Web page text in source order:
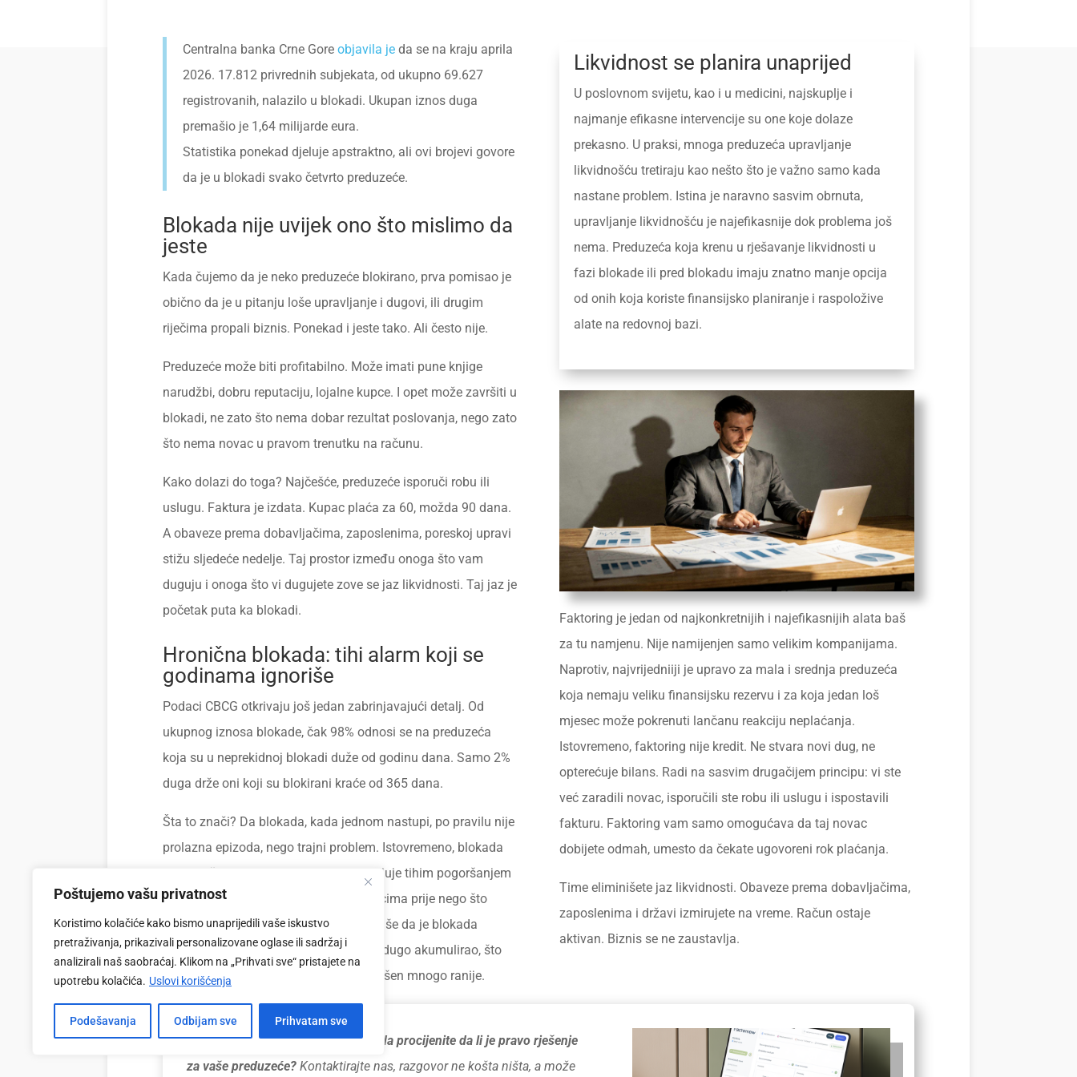
Poštujemo vašu privatnost
Koristimo kolačiće kako bismo unaprijedili vaše iskustvo
pretraživanja, prikazivali personalizovane oglase ili sadržaj i
analizirali naš saobraćaj. Klikom na „Prihvati sve“ pristajete na
upotrebu kolačića. Uslovi korišćenja
Podešavanja Odbijam sve Prihvatam sve
Centralna banka Crne Gore objavila jeda se na kraju aprila
2026. 17.812 privrednih subjekata, od ukupno 69.627
registrovanih, nalazilo u blokadi. Ukupan iznos duga
premašio je 1,64 milijarde eura.
Statistika ponekad djeluje apstraktno, ali ovi brojevi govore
da je u blokadi svako četvrto preduzeće.
Blokada nije uvijek ono što mislimo da
jeste
Kada čujemo da je neko preduzeće blokirano, prva pomisao je
obično da je u pitanju loše upravljanje i dugovi, ili drugim
riječima propali biznis. Ponekad i jeste tako. Ali često nije.
Preduzeće može biti profitabilno. Može imati pune knjige
narudžbi, dobru reputaciju, lojalne kupce. I opet može završiti u
blokadi, ne zato što nema dobar rezultat poslovanja, nego zato
što nema novac u pravom trenutku na računu.
Kako dolazi do toga? Najčešće, preduzeće isporuči robu ili
uslugu. Faktura je izdata. Kupac plaća za 60, možda 90 dana.
A obaveze prema dobavljačima, zaposlenima, poreskoj upravi
stižu sljedeće nedelje. Taj prostor između onoga što vam
duguju i onoga što vi dugujete zove se jaz likvidnosti. Taj jaz je
početak puta ka blokadi.
Hronična blokada: tihi alarm koji se
godinama ignoriše
Podaci CBCG otkrivaju još jedan zabrinjavajući detalj. Od
ukupnog iznosa blokade, čak 98% odnosi se na preduzeća
koja su u neprekidnoj blokadi duže od godinu dana. Samo 2%
duga drže oni koji su blokirani kraće od 365 dana.
Šta to znači? Da blokada, kada jednom nastupi, po pravilu nije
prolazna epizoda, nego trajni problem. Istovremeno, blokada
se ne dešava preko noći. Ona se najavljuje tihim pogoršanjem
likvidnosti, nedjeljama, ponekad mjesecima prije nego što
račun zaista i bude blokiran. Ovo sugeriše da je blokada
posljedica problema koji se vjerovatno dugo akumulirao, što
znači i da je mogao biti prepoznat i riješen mnogo ranije.
Likvidnost se planira unaprijed
U poslovnom svijetu, kao i u medicini, najskuplje i
najmanje efikasne intervencije su one koje dolaze
prekasno. U praksi, mnoga preduzeća upravljanje
likvidnošću tretiraju kao nešto što je važno samo kada
nastane problem. Istina je naravno sasvim obrnuta,
upravljanje likvidnošću je najefikasnije dok problema još
nema. Preduzeća koja krenu u rješavanje likvidnosti u
fazi blokade ili pred blokadu imaju znatno manje opcija
od onih koja koriste finansijsko planiranje i raspoložive
alate na redovnoj bazi.
Faktoring je jedan od najkonkretnijih i najefikasnijih alata baš
za tu namjenu. Nije namijenjen samo velikim kompanijama.
Naprotiv, najvrijedniiji je upravo za mala i srednja preduzeća
koja nemaju veliku finansijsku rezervu i za koja jedan loš
mjesec može pokrenuti lančanu reakciju neplaćanja.
Istovremeno, faktoring nije kredit. Ne stvara novi dug, ne
opterećuje bilans. Radi na sasvim drugačijem principu: vi ste
već zaradili novac, isporučili ste robu ili uslugu i ispostavili
fakturu. Faktoring vam samo omogućava da taj novac
dobijete odmah, umesto da čekate ugovoreni rok plaćanja.
Time eliminišete jaz likvidnosti. Obaveze prema dobavljačima,
zaposlenima i državi izmirujete na vreme. Račun ostaje
aktivan. Biznis se ne zaustavlja.
Imate pitanja o faktoringu ili želite da procijenite da li je pravo rješenje
za vaše preduzeće?Kontaktirajte nas, razgovor ne košta ništa, a može